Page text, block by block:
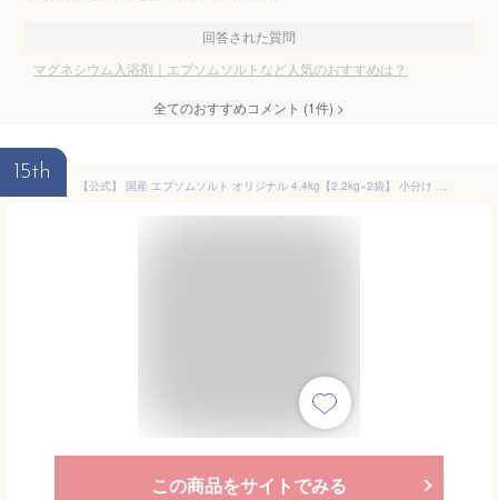
回答された質問
マグネシウム入浴剤｜エプソムソルトなど人気のおすすめは？
全てのおすすめコメント (1件) >
15th
【公式】 国産 エプソムソルト オリジナル 4.4kg【2.2kg×2袋】 小分け 入浴剤 無添加 無香料 マグネシウム シークリスタルス バスソルト 食品添加物グレード 計量スプーン付
この商品をサイトでみる